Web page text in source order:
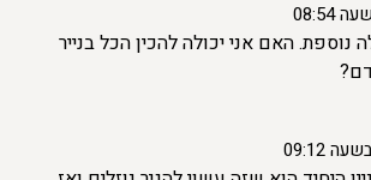
נוספת. האם אני יכולה להכין הכל בנייר